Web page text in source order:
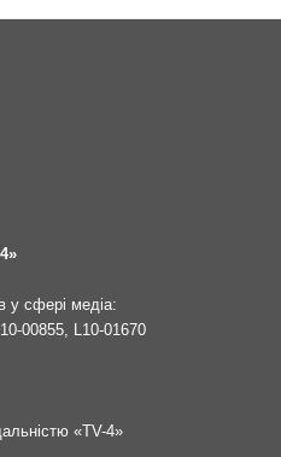
у сфері медіа:
00855, L10-01670
«TV-4»